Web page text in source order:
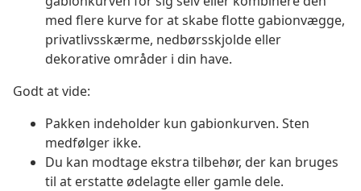
med flere kurve for at skabe flotte gabionvægge,
privatlivsskærme, nedbørsskjolde eller
dekorative områder i din have.
Godt at vide:
Pakken indeholder kun gabionkurven. Sten
medfølger ikke.
Du kan modtage ekstra tilbehør, der kan bruges
til at erstatte ødelagte eller gamle dele.